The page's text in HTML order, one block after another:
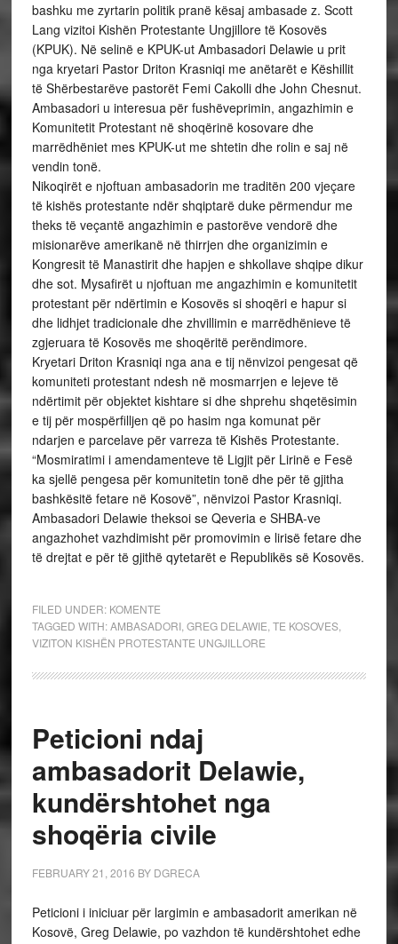
bashku me zyrtarin politik pranë kësaj ambasade z. Scott
Lang vizitoi Kishën Protestante Ungjillore të Kosovës
(KPUK). Në selinë e KPUK-ut Ambasadori Delawie u prit
nga kryetari Pastor Driton Krasniqi me anëtarët e Këshillit
të Shërbestarëve pastorët Femi Cakolli dhe John Chesnut.
Ambasadori u interesua për fushëveprimin, angazhimin e
Komunitetit Protestant në shoqërinë kosovare dhe
marrëdhëniet mes KPUK-ut me shtetin dhe rolin e saj në
vendin tonë.
Nikoqirët e njoftuan ambasadorin me traditën 200 vjeçare
të kishës protestante ndër shqiptarë duke përmendur me
theks të veçantë angazhimin e pastorëve vendorë dhe
misionarëve amerikanë në thirrjen dhe organizimin e
Kongresit të Manastirit dhe hapjen e shkollave shqipe dikur
dhe sot. Mysafirët u njoftuan me angazhimin e komunitetit
protestant për ndërtimin e Kosovës si shoqëri e hapur si
dhe lidhjet tradicionale dhe zhvillimin e marrëdhënieve të
zgjeruara të Kosovës me shoqëritë perëndimore.
Kryetari Driton Krasniqi nga ana e tij nënvizoi pengesat që
komuniteti protestant ndesh në mosmarrjen e lejeve të
ndërtimit për objektet kishtare si dhe shprehu shqetësimin
e tij për mospërfilljen që po hasim nga komunat për
ndarjen e parcelave për varreza të Kishës Protestante.
“Mosmiratimi i amendamenteve të Ligjit për Lirinë e Fesë
ka sjellë pengesa për komunitetin tonë dhe për të gjitha
bashkësitë fetare në Kosovë”, nënvizoi Pastor Krasniqi.
Ambasadori Delawie theksoi se Qeveria e SHBA-ve
angazhohet vazhdimisht për promovimin e lirisë fetare dhe
të drejtat e për të gjithë qytetarët e Republikës së Kosovës.
FILED UNDER: KOMENTE
TAGGED WITH:AMBASADORI, GREG DELAWIE TE KOSOVES,
VIZITON KISHËN PROTESTANTE UNGJILLORE
Peticioni ndaj
ambasadorit Delawie,
kundërshtohet nga
shoqëria civile
FEBRUARY 21, 2016 BY DGRECA
Peticioni i iniciuar për largimin e ambasadorit amerikan në
Kosovë, Greg Delawie, po vazhdon të kundërshtohet edhe